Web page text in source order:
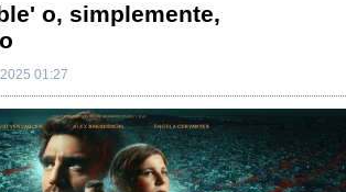
o, simplemente,
01:27